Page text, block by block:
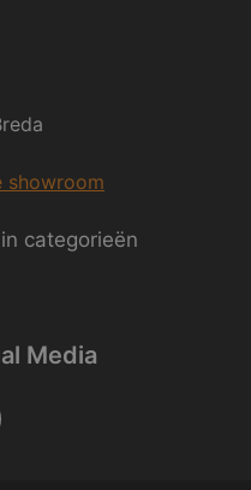
showroom
categorieën
Media